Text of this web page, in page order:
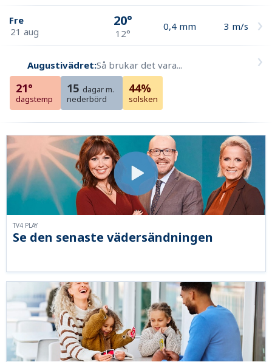
Fre
21 aug
20°
12°
0,4 mm 3 m/s
Augustivädret:Så brukar det vara...
21°
dagstemp
15 dagar m.
nederbörd
44%
solsken
Se den senaste vädersändningen
TV4 PLAY